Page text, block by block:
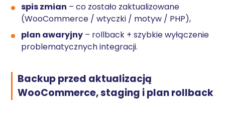
spis zmian – co zostało zaktualizowane
(WooCommerce / wtyczki / motyw / PHP),
plan awaryjny – rollback + szybkie wyłączenie
problematycznych integracji.
Backup przed aktualizacją
WooCommerce, staging i plan rollback